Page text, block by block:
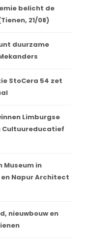
belicht de
21/08)
duurzame
StoCera 54 zet
Limburgse
Cultuureducatief
Museum in
Napur Architect
nieuwbouw en